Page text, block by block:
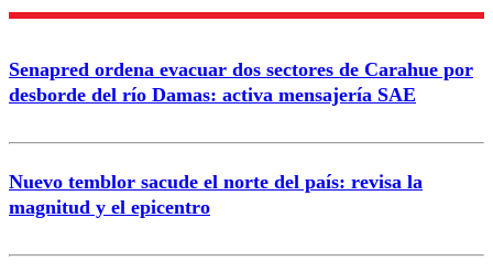
Enviar comentario
Senapred ordena evacuar dos sectores de Carahue por
desborde del río Damas: activa mensajería SAE
Nuevo temblor sacude el norte del país: revisa la
magnitud y el epicentro